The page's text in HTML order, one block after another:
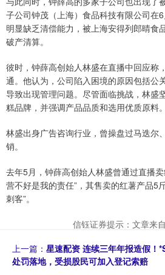
子公司钟茂（上海）食品科技有限公司在
明显缺乏清偿能力，被上海安得列郎晴食
破产清算。
彼时，钟薛高创始人林盛在直播中回应称
通。他认为，公司陷入困境的原因包括公
导致出现管理问题。尽管面临挑战，林盛
糕品牌，并强调产品品质和选用优质原料。
林盛出身广告咨询行业，曾操盘过马迭尔
销。
去年5月，钟薛高创始人林盛曾通过直播
营不好是我的责任”，其售卖的红薯产品5
刺客”。
信钰证券提示：文章来
上一篇： 星速配资 连续三年年报造假！
处罚落地，受损股民可加入登记索赔